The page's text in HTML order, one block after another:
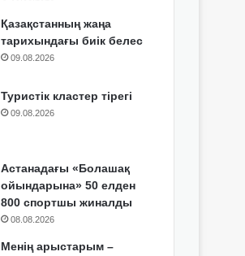
Қазақстанның жаңа
тарихындағы биік белес
09.08.2026
Туристік кластер тірегі
09.08.2026
Астанадағы «Болашақ
ойындарына» 50 елден
800 спортшы жиналды
08.08.2026
Менің арыстарым –